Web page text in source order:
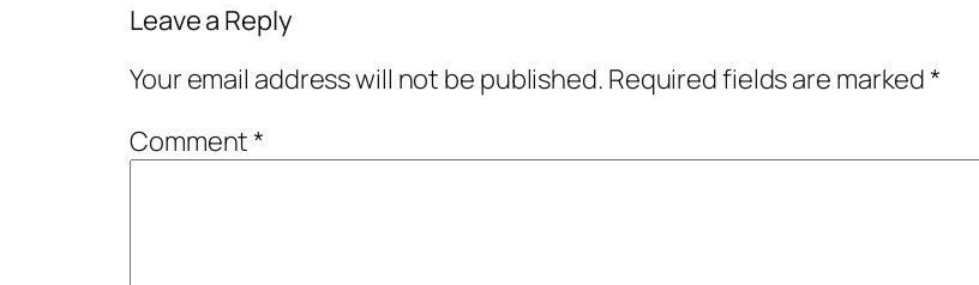
Leave a Reply
Your email address will not be published. Required fields are marked*
Comment*